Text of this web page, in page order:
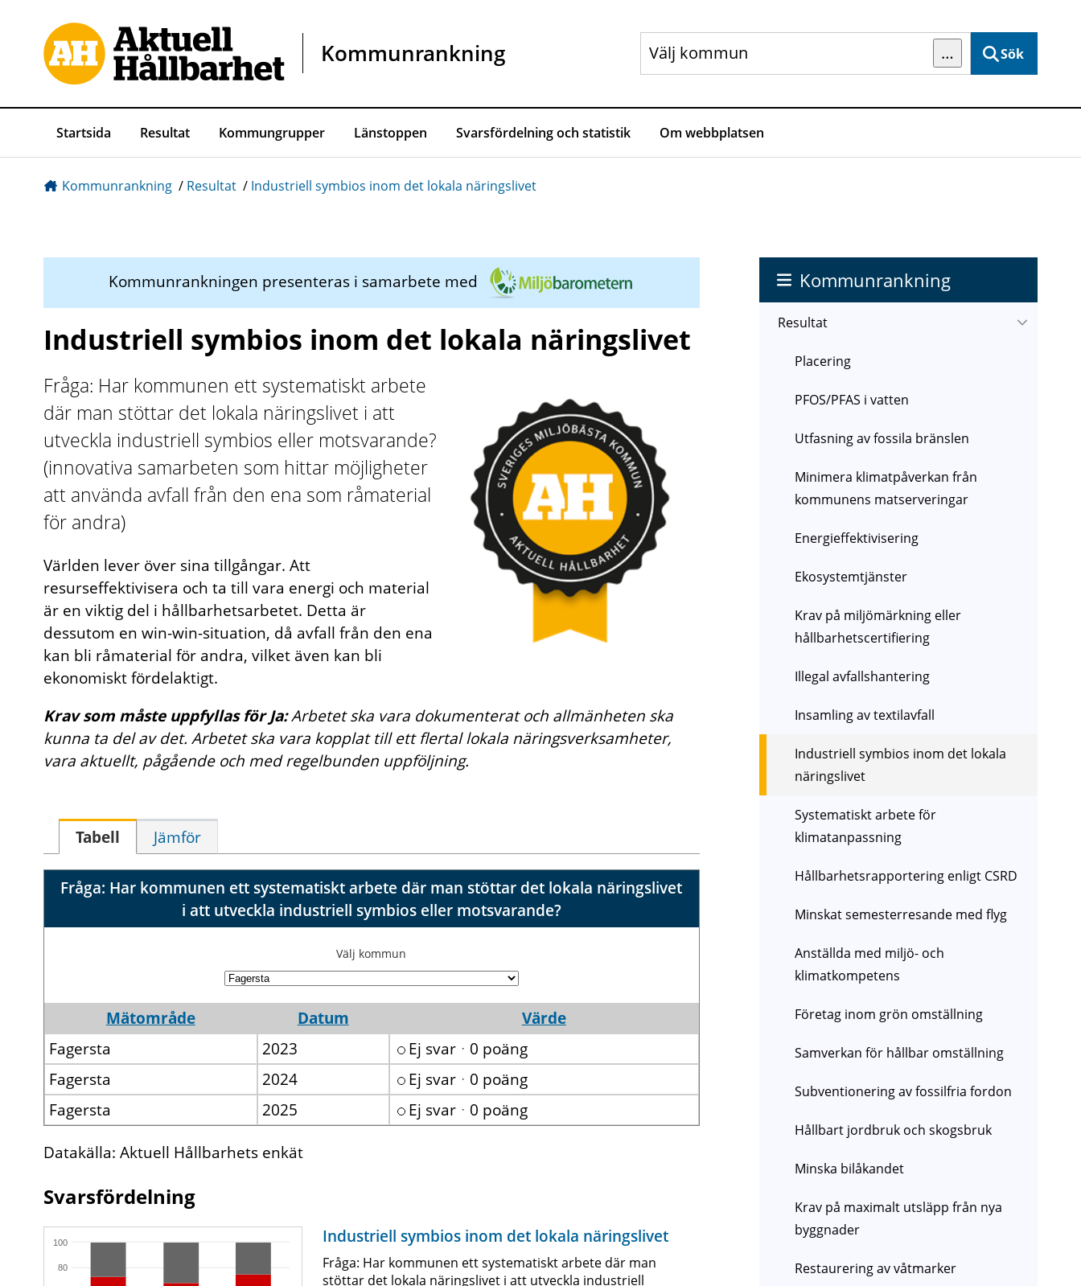
Kommunrankning … Sök
Startsida Resultat Kommungrupper Länstoppen Svarsfördelning och statistik Om webbplatsen
Kommunrankning / Resultat / Industriell symbios inom det lokala näringslivet
Kommunrankningen presenteras i samarbete med
Industriell symbios inom det lokala näringslivet
Fråga: Har kommunen ett systematiskt arbete
där man stöttar det lokala näringslivet i att
utveckla industriell symbios eller motsvarande?
(innovativa samarbeten som hittar möjligheter
att använda avfall från den ena som råmaterial
för andra)
Världen lever över sina tillgångar. Att
resurseffektivisera och ta till vara energi och material
är en viktig del i hållbarhetsarbetet. Detta är
dessutom en win-win-situation, då avfall från den ena
kan bli råmaterial för andra, vilket även kan bli
ekonomiskt fördelaktigt.
Krav som måste uppfyllas för Ja: Arbetet ska vara dokumenterat och allmänheten ska
kunna ta del av det. Arbetet ska vara kopplat till ett flertal lokala näringsverksamheter,
vara aktuellt, pågående och med regelbunden uppföljning.
Tabell Jämför
Fråga: Har kommunen ett systematiskt arbete där man stöttar det lokala näringslivet
i att utveckla industriell symbios eller motsvarande?
Välj kommun
Mätområde Datum
Värde
Fagersta
2023
Ej svarᆞ0 poäng
Fagersta
2024
Ej svarᆞ0 poäng
Fagersta
2025 Ej svarᆞ0 poäng
Datakälla: Aktuell Hållbarhets enkät
Svarsfördelning
80
100 Industriell symbios inom det lokala näringslivet
Fråga: Har kommunen ett systematiskt arbete där man
stöttar det lokala näringslivet i att utveckla industriell
Kommunrankning
Resultat
Placering
PFOS/PFAS i vatten
Utfasning av fossila bränslen
Minimera klimatpåverkan från
kommunens matserveringar
Energieffektivisering
Ekosystemtjänster
Krav på miljömärkning eller
hållbarhetscertifiering
Illegal avfallshantering
Insamling av textilavfall
Industriell symbios inom det lokala
näringslivet
Systematiskt arbete för
klimatanpassning
Hållbarhetsrapportering enligt CSRD
Minskat semesterresande med flyg
Anställda med miljö- och
klimatkompetens
Företag inom grön omställning
Samverkan för hållbar omställning
Subventionering av fossilfria fordon
Hållbart jordbruk och skogsbruk
Minska bilåkandet
Krav på maximalt utsläpp från nya
byggnader
Restaurering av våtmarker